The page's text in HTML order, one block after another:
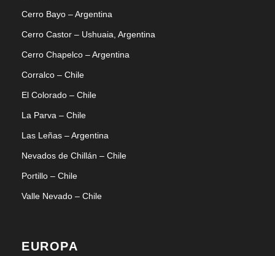
Cerro Bayo – Argentina
Cerro Castor – Ushuaia, Argentina
Cerro Chapelco – Argentina
Corralco – Chile
El Colorado – Chile
La Parva – Chile
Las Leñas – Argentina
Nevados de Chillán – Chile
Portillo – Chile
Valle Nevado – Chile
EUROPA